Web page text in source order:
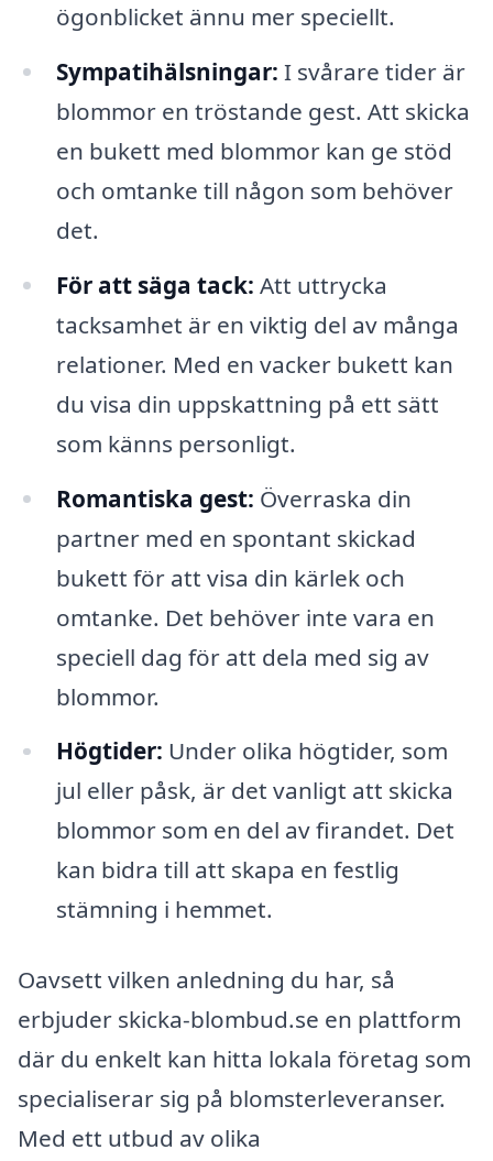
ögonblicket ännu mer speciellt.
Sympatihälsningar: I svårare tider är
blommor en tröstande gest. Att skicka
en bukett med blommor kan ge stöd
och omtanke till någon som behöver
det.
För att säga tack: Att uttrycka
tacksamhet är en viktig del av många
relationer. Med en vacker bukett kan
du visa din uppskattning på ett sätt
som känns personligt.
Romantiska gest: Överraska din
partner med en spontant skickad
bukett för att visa din kärlek och
omtanke. Det behöver inte vara en
speciell dag för att dela med sig av
blommor.
Högtider: Under olika högtider, som
jul eller påsk, är det vanligt att skicka
blommor som en del av firandet. Det
kan bidra till att skapa en festlig
stämning i hemmet.
Oavsett vilken anledning du har, så
erbjuder skicka-blombud.se en plattform
där du enkelt kan hitta lokala företag som
specialiserar sig på blomsterleveranser.
Med ett utbud av olika